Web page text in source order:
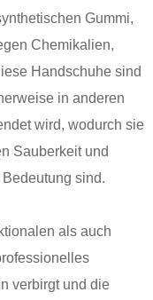
Gummi,
Chemikalien,
Handschuhe sind
in anderen
wird, wodurch sie
Sauberkeit und
sind.
als auch
verbirgt und die